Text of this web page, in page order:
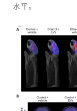
水平。